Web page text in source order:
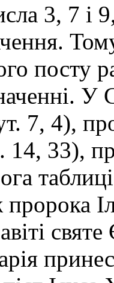
3, 7 і
посту
У
7, 4),
33),
святе